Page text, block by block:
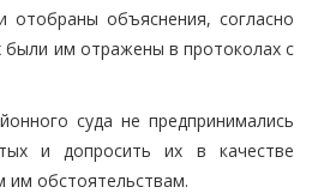
отобраны объяснения, согласно
им отражены в протоколах с
суда не предпринимались
и допросить их в качестве
им обстоятельствам.